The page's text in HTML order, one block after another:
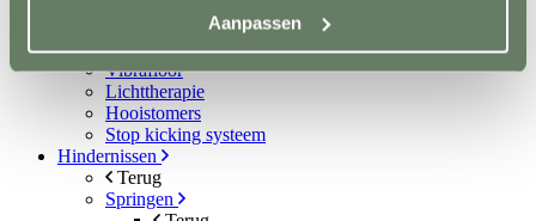
Aanpassen
Aquatrainers
Vibrafloor
Lichttherapie
Hooistomers
Stop kicking systeem
Hindernissen
Terug
Springen